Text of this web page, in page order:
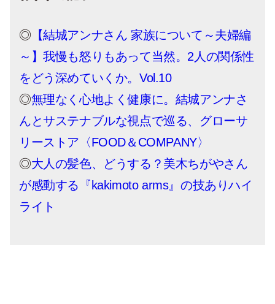
◎ 【結城アンナさん 家族について～夫婦編
～】我慢も怒りもあって当然。2人の関係性
をどう深めていくか。Vol.10
◎無理なく心地よく健康に。結城アンナさ
んとサステナブルな視点で巡る、グローサ
リーストア〈FOOD＆COMPANY〉
◎大人の髪色、どうする？美木ちがやさん
が感動する『kakimoto arms』の技ありハイ
ライト